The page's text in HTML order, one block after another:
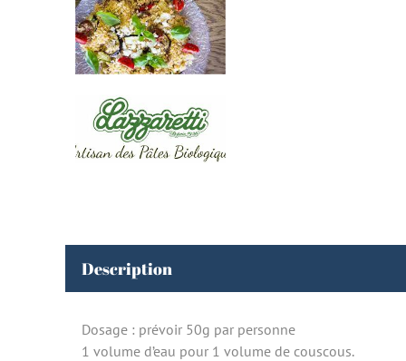
Description
Dosage : prévoir 50g par personne
1 volume d’eau pour 1 volume de couscous.